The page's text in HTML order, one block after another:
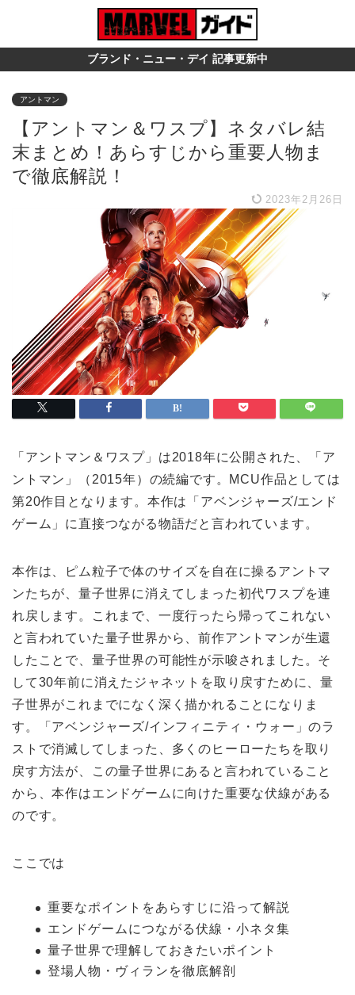
ブランド・ニュー・デイ 記事更新中
アントマン
【アントマン＆ワスプ】ネタバレ結
末まとめ！あらすじから重要人物ま
で徹底解説！
2023年2月26日
「アントマン＆ワスプ」は2018年に公開された、「ア
ントマン」（2015年）の続編です。MCU作品としては
第20作目となります。本作は「アベンジャーズ/エンド
ゲーム」に直接つながる物語だと言われています。
本作は、ピム粒子で体のサイズを自在に操るアントマ
ンたちが、量子世界に消えてしまった初代ワスプを連
れ戻します。これまで、一度行ったら帰ってこれない
と言われていた量子世界から、前作アントマンが生還
したことで、量子世界の可能性が示唆されました。そ
して30年前に消えたジャネットを取り戻すために、量
子世界がこれまでになく深く描かれることになりま
す。「アベンジャーズ/インフィニティ・ウォー」のラ
ストで消滅してしまった、多くのヒーローたちを取り
戻す方法が、この量子世界にあると言われていること
から、本作はエンドゲームに向けた重要な伏線がある
のです。
ここでは
重要なポイントをあらすじに沿って解説
エンドゲームにつながる伏線・小ネタ集
量子世界で理解しておきたいポイント
登場人物・ヴィランを徹底解剖